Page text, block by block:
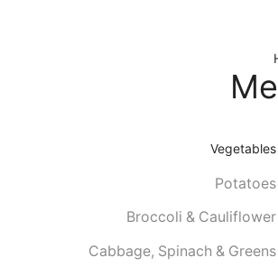
Vegetables
Potatoes
Broccoli & Cauliflower
Cabbage, Spinach & Greens